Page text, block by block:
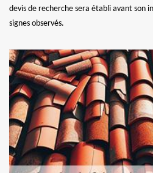
devis de recherche sera établi avant son
signes observés.